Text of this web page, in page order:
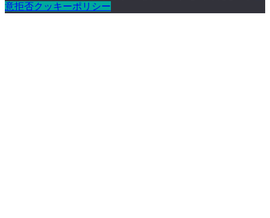
意拒否クッキーポリシー